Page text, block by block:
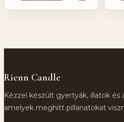
Rienn Candle
Kézzel készült gyertyák, illatok és
amelyek meghitt pillanatokat